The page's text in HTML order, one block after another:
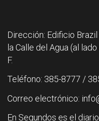
Dirección: Edificio
la Calle del Agua (al
F.
Teléfono: 385-8777 /
Correo electrónico:
En Segundos es el